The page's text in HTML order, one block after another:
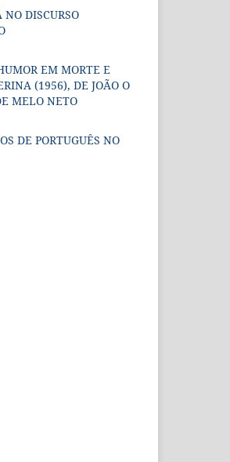
NO DISCURSO
EM MORTE E
(1956), DE JOÃO O
MELO NETO
DE PORTUGUÊS NO